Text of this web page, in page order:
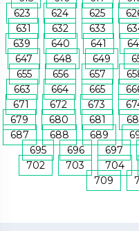
623
624 625
631
632 633
639
640 641
647
648 649
655
656 657
663
664 665
671
672 673
679
680 681
687
688 689
695
696 697
702
703 704
709